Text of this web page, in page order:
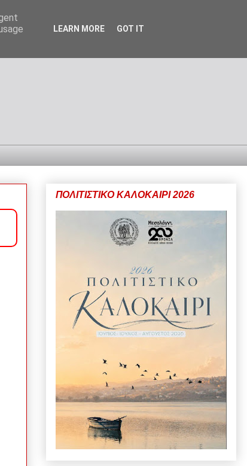
ΠΟΛΙΤΙΣΤΙΚΟ ΚΑΛΟΚΑΙΡΙ 2026
LEARN MORE GOT IT